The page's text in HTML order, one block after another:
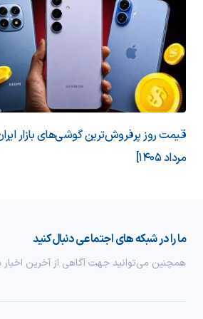
مرداد 1405]
ما را در شبکه های اجتماعی دنبال کنید
همچنین می‌توانید جهت آگاهی از آخرین اخبار